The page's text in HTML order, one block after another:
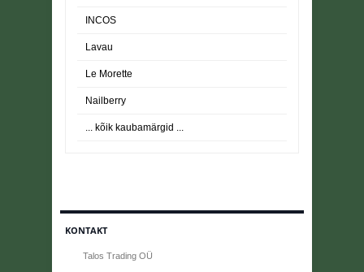
INCOS
Lavau
Le Morette
Nailberry
... kõik kaubamärgid ...
KONTAKT
Talos Trading OÜ